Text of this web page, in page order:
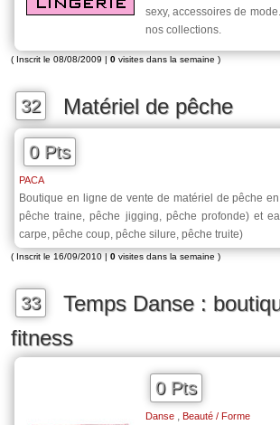
sexy, accessoires de
nos collections.
( Inscrit le 08/08/2009 | 0 visites dans la semaine )
32 Matériel de pêche
0 Pts
PACA
Boutique en ligne de vente de matériel de pêche
pêche traine, pêche jigging, pêche profonde) et
carpe, pêche coup, pêche silure, pêche truite)
( Inscrit le 16/09/2010 | 0 visites dans la semaine )
33
Temps Danse :
fitness
0 Pts
Danse , Beauté / Forme